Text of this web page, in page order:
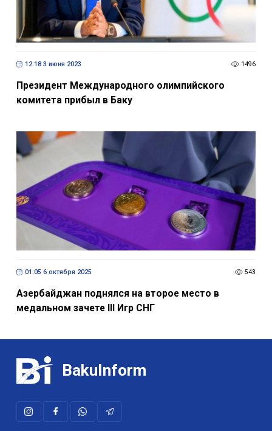
12:18 3 июня 2023 1496
Президент Международного олимпийского
комитета прибыл в Баку
01:05 6 октября 2025 543
Азербайджан поднялся на второе место в
медальном зачете III Игр СНГ
BakuInform